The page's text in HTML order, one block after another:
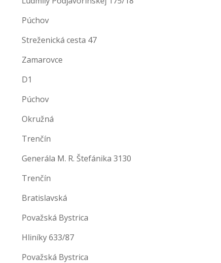
Púchov
Streženická cesta 47
Zamarovce
D1
Púchov
Okružná
Trenčín
Generála M. R. Štefánika 3130
Trenčín
Bratislavská
Považská Bystrica
Hliníky 633/87
Považská Bystrica